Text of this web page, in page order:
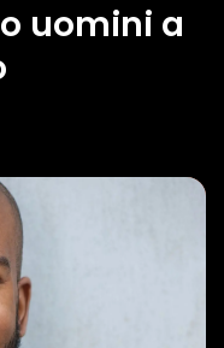
uomini a